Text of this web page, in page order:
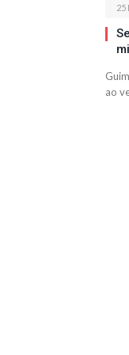
25
ao